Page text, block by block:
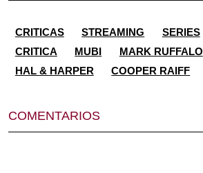
CRITICAS STREAMING SERIES
CRITICA
MUBI
MARK RUFFALO
HAL & HARPER
COOPER RAIFF
COMENTARIOS